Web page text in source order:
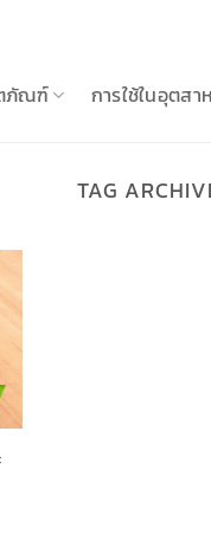
ภัณฑ์ การใช้ในอุตสา
TAG